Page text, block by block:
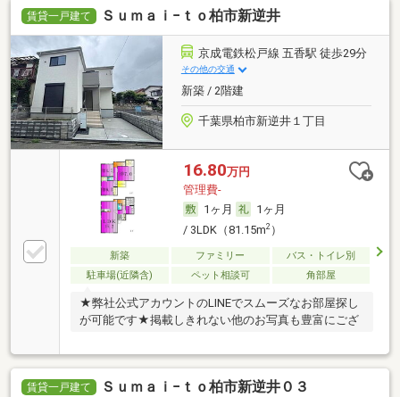
賃貸一戸建て Ｓｕｍａｉ−ｔｏ柏市新逆井
京成電鉄松戸線 五香駅 徒歩29分
その他の交通
新築 / 2階建
千葉県柏市新逆井１丁目
16.80万円
管理費-
1ヶ月
1ヶ月
/ 3LDK（81.15m2）
新築 ファミリー
バス・トイレ別
駐車場(近隣含)
ペット相談可 角部屋
★弊社公式アカウントのLINEでスムーズなお部屋探し
が可能です★掲載しきれない他のお写真も豊富にござ
賃貸一戸建て Ｓｕｍａｉ−ｔｏ柏市新逆井０３